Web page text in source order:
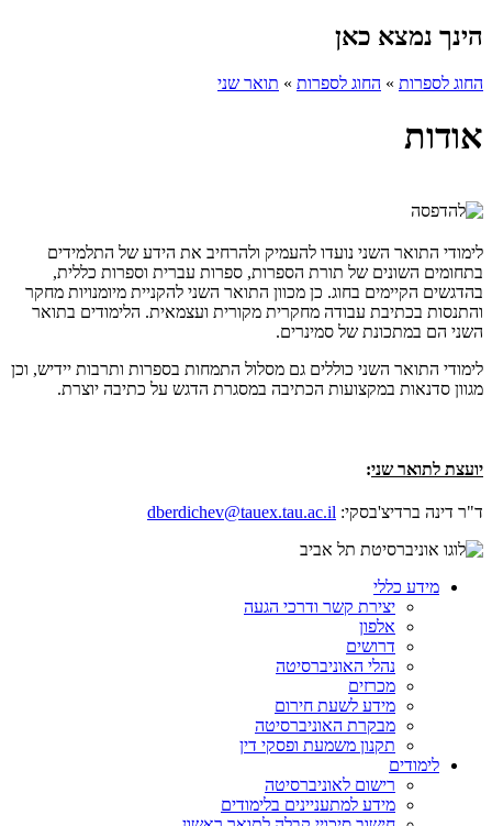
הינך נמצא כאן
החוג לספרות » החוג לספרות » תואר שני
אודות
לימודי התואר השני נועדו להעמיק ולהרחיב את הידע של התלמידים
בתחומים השונים של תורת הספרות, ספרות עברית וספרות כללית,
בהדגשים הקיימים בחוג. כן מכוון התואר השני להקניית מיומנויות מחקר
והתנסות בכתיבת עבודה מחקרית מקורית ועצמאית. הלימודים בתואר
השני הם במתכונת של סמינרים.
לימודי התואר השני כוללים גם מסלול התמחות בספרות ותרבות יידיש, וכן
מגוון סדנאות במקצועות הכתיבה במסגרת הדגש על כתיבה יוצרת.
יועצת לתואר שני:
ד"ר דינה ברדיצ'בסקי: dberdichev@tauex.tau.ac.il
מידע כללי
יצירת קשר ודרכי הגעה
אלפון
דרושים
נהלי האוניברסיטה
מכרזים
מידע לשעת חירום
מבקרת האוניברסיטה
תקנון משמעת ופסקי דין
לימודים
רישום לאוניברסיטה
מידע למתעניינים בלימודים